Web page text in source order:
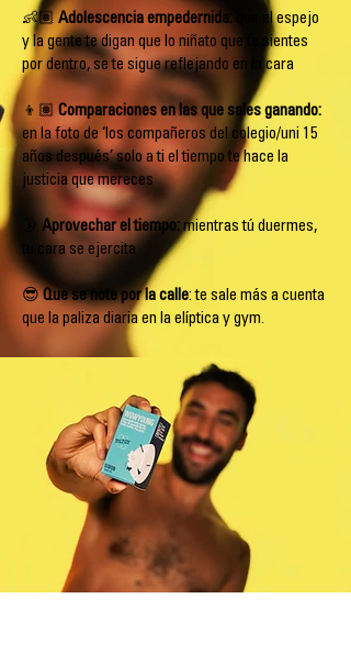
👶🏽Adolescencia empedernida: que el espejo
y la gente te digan que lo niñato que te sientes
por dentro, se te sigue reflejando en la cara
👦🏽 Comparaciones en las que sales ganando:
en la foto de ‘los compañeros del colegio/uni 15
años después’ solo a ti el tiempo te hace la
justicia que mereces
Aprovechar el tiempo: mientras tú duermes,
tu cara se ejercita
😎Que se note por la calle: te sale más a cuenta
que la paliza diaria en la elíptica y gym.